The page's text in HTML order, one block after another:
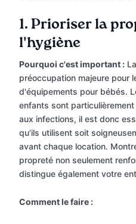
1. Prioriser la
l'hygiène
Pourquoi c'est important :
préoccupation majeure pour
d'équipements pour bébés.
enfants sont
aux infections, il est donc
qu'ils utilisent soit
avant chaque location.
propreté non seulement
distingue également votre
Comment le faire :